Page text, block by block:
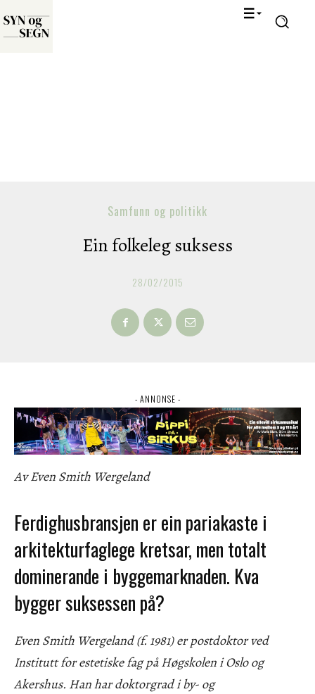
Samfunn og politikk
Ein folkeleg suksess
28/02/2015
- ANNONSE -
Av Even Smith Wergeland
Ferdighusbransjen er ein pariakaste i
arkitekturfaglege kretsar, men totalt
dominerande i byggemarknaden. Kva
bygger suksessen på?
Even Smith Wergeland (f. 1981) er postdoktor ved
Institutt for estetiske fag på Høgskolen i Oslo og
Akershus. Han har doktorgrad i by- og